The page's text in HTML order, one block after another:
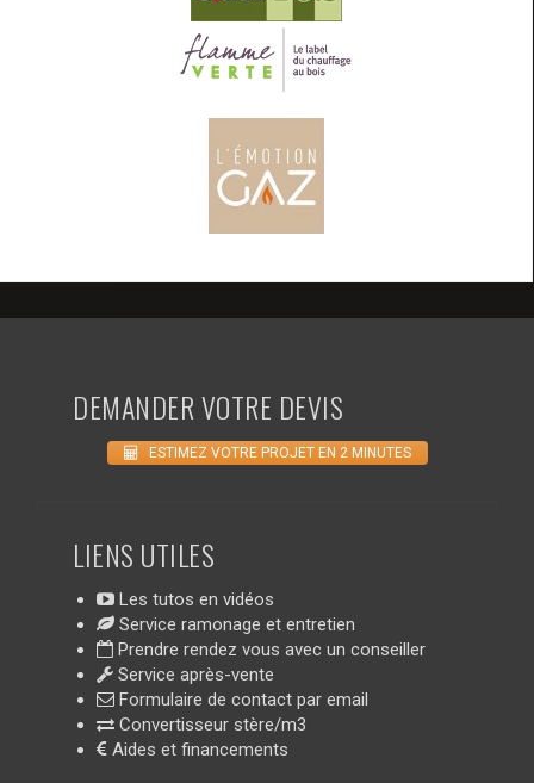
DEMANDER VOTRE DEVIS
ESTIMEZ VOTRE PROJET EN 2 MINUTES
LIENS UTILES
Les tutos en vidéos
Service ramonage et entretien
Prendre rendez vous avec un conseiller
Service après-vente
Formulaire de contact par email
Convertisseur stère/m3
Aides et financements